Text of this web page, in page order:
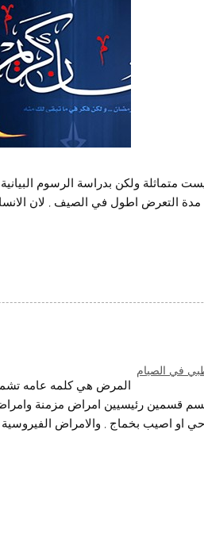
متماثلة ولكن بدراسة الرسوم
مدة التعرض اطول في الصيف , لان
في الصيام
المرض هي كلمه عامه
قسمين رئيسيين امراض مزمنة وامراض
او اصيب بخماج , والامراض